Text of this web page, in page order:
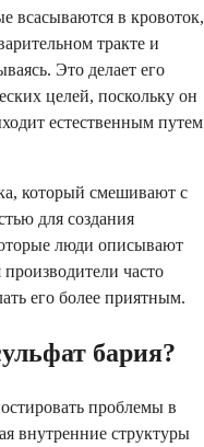
всасываются в кровоток,
тракте и
Это делает его
целей, поскольку он
естественным путем
который смешивают с
для создания
люди описывают
часто
его более приятным.
бария?
проблемы в
внутренние структуры